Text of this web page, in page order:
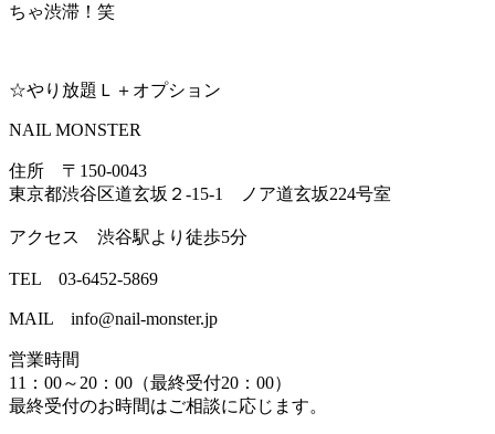
ちゃ渋滞！笑
☆やり放題Ｌ＋オプション
NAIL MONSTER
住所 〒150-0043
東京都渋谷区道玄坂２-15-1 ノア道玄坂224号室
アクセス 渋谷駅より徒歩5分
TEL 03-6452-5869
MAIL info@nail-monster.jp
営業時間
11：00～20：00（最終受付20：00）
最終受付のお時間はご相談に応じます。